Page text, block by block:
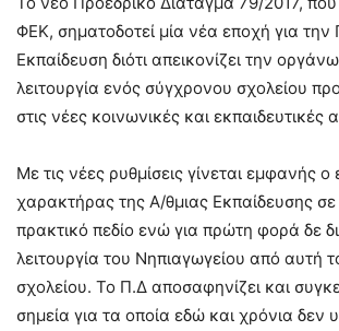
ΦΕΚ, σηματοδοτεί μία νέα εποχή για
Εκπαίδευση διότι απεικονίζει την
λειτουργία ενός σύγχρονου σχολείου
στις νέες κοινωνικές και εκπαιδευτικές
Με τις νέες ρυθμίσεις γίνεται εμφανής ο
χαρακτήρας της Α/θμιας Εκπαίδευσης
πρακτικό πεδίο ενώ για πρώτη φορά δε
λειτουργία του Νηπιαγωγείου από αυτή
σχολείου. Το Π.Δ αποσαφηνίζει και
σημεία για τα οποία εδώ και χρόνια δεν